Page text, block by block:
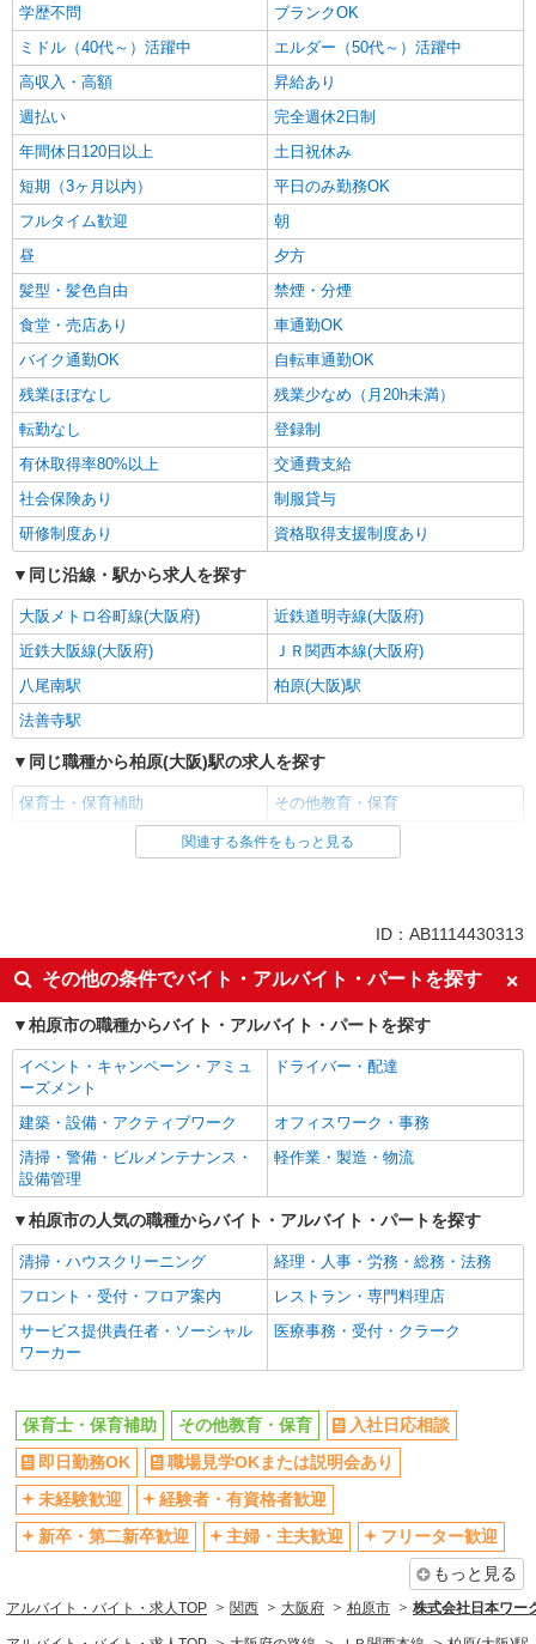
学歴不問
ブランクOK
ミドル（40代～）活躍中
エルダー（50代～）活躍中
高収入・高額
昇給あり
週払い
完全週休2日制
年間休日120日以上
土日祝休み
短期（3ヶ月以内）
平日のみ勤務OK
フルタイム歓迎
朝
昼
夕方
髪型・髪色自由
禁煙・分煙
食堂・売店あり
車通勤OK
バイク通勤OK
自転車通勤OK
残業ほぼなし
残業少なめ（月20h未満）
転勤なし
登録制
有休取得率80%以上
交通費支給
社会保険あり
制服貸与
研修制度あり
資格取得支援制度あり
同じ沿線・駅から求人を探す
大阪メトロ谷町線(大阪府)
近鉄道明寺線(大阪府)
近鉄大阪線(大阪府)
ＪＲ関西本線(大阪府)
八尾南駅
柏原(大阪)駅
法善寺駅
同じ職種から柏原(大阪)駅の求人を探す
保育士・保育補助 その他教育・保育
同じ雇用形態から柏原(大阪)駅の求人を探す
入社日応相談
即日勤務OK
職場見学OKまたは説明会あり
未経験歓迎
経験者・有資格者歓迎
新卒・第二新卒歓迎
主婦・主夫歓迎
フリーター歓迎
学歴不問
ブランクOK
ミドル（40代～）活躍中
エルダー（50代～）活躍中
高収入・高額
週払い
完全週休2日制
年間休日120日以上
土日祝休み
短期（3ヶ月以内）
平日のみ勤務OK
フルタイム歓迎
朝
昼
食堂・売店あり
車通勤OK
バイク通勤OK
自転車通勤OK
残業ほぼなし
残業少なめ（月20h未満）
転勤なし
登録制
関連する条件をもっと見る
ID：AB1114430313
その他の条件でバイト・アルバイト・パートを探す
柏原市の職種からバイト・アルバイト・パートを探す
イベント・キャンペーン・アミュ
ーズメント
ドライバー・配達
建築・設備・アクティブワーク
オフィスワーク・事務
清掃・警備・ビルメンテナンス・
設備管理
軽作業・製造・物流
柏原市の人気の職種からバイト・アルバイト・パートを探す
清掃・ハウスクリーニング
経理・人事・労務・総務・法務
フロント・受付・フロア案内
レストラン・専門料理店
サービス提供責任者・ソーシャル
ワーカー
医療事務・受付・クラーク
保育士・保育補助 その他教育・保育
入社日応相談
即日勤務OK
職場見学OKまたは説明会あり
未経験歓迎
経験者・有資格者歓迎
新卒・第二新卒歓迎
主婦・主夫歓迎
フリーター歓迎
もっと見る
アルバイト・バイト・求人TOP 関西 大阪府 柏原市 株式会社日本ワー